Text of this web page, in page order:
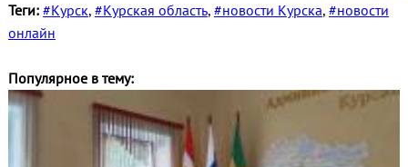
Теги: #Курск, #Курская область, #новости Курска, #новости
онлайн
Популярное в тему: